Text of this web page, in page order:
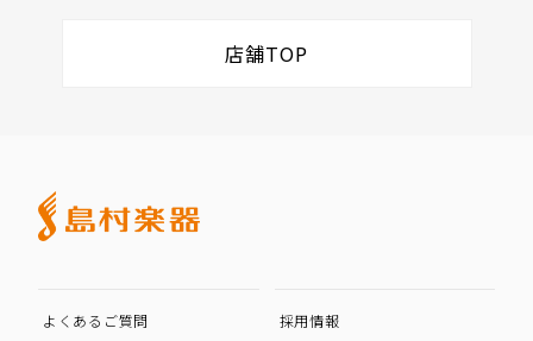
店舗TOP
よくあるご質問 採用情報